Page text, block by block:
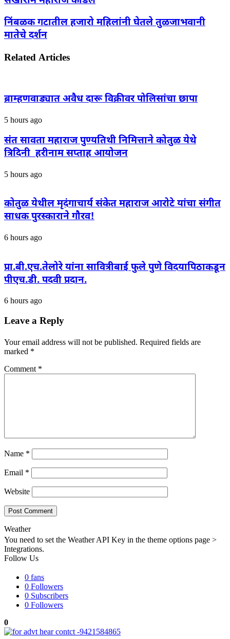
निंबळक गटातील हजारो महिलांनी घेतले तुळजाभवानी
मातेचे दर्शन
Related Articles
ब्राम्हणवाड्यात अवैध दारू विक्रीवर पोलिसांचा छापा
5 hours ago
संत सावता महाराज पुण्यतिथी निमित्ताने कोतुळ येथे
त्रिदिनी हरीनाम सप्ताह आयोजन
5 hours ago
कोतुळ येथील मृदंगाचार्य संकेत महाराज आरोटे यांचा संगीत
साधक पुरस्काराने गौरव!
6 hours ago
प्रा.बी.एच.तेलोरे यांना सावित्रीबाई फुले पुणे विदयापिठाकडून
पीएच.डी. पदवी प्रदान.
6 hours ago
Leave a Reply
Your email address will not be published. Required fields are
marked *
Comment *
Name *
Email *
Website
Weather
You need to set the Weather API Key in the theme options page >
Integrations.
Follow Us
0 fans
0 Followers
0 Subscribers
0 Followers
0